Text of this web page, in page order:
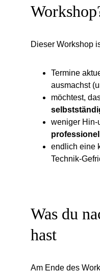
Dieser Workshop
Termine
ausmachst
möchtest,
weniger Hin-
endlich eine
Technik-
Was du
hast
Am Ende des